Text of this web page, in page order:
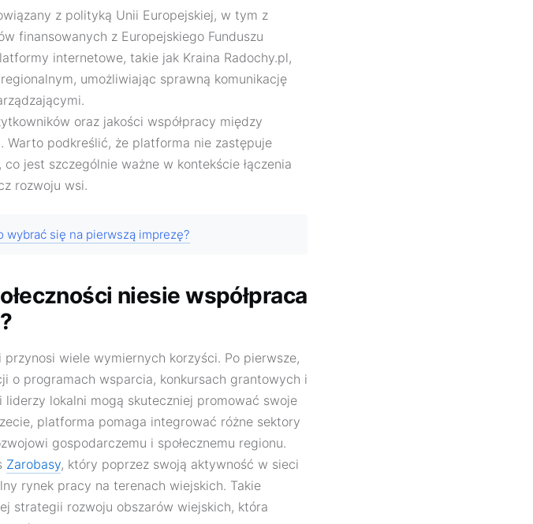
z polityką Unii Europejskiej, w tym z
finansowanych z Europejskiego Funduszu
internetowe, takie jak Kraina Radochy.pl,
umożliwiając sprawną komunikację
oraz jakości współpracy między
Warto podkreślić, że platforma nie zastępuje
jest szczególnie ważne w kontekście łączenia
rozwoju wsi.
wybrać się na pierwszą imprezę?
niesie współpraca
wiele wymiernych korzyści. Po pierwsze,
o programach wsparcia, konkursach grantowych i
lokalni mogą skuteczniej promować swoje
platforma pomaga integrować różne sektory
gospodarczemu i społecznemu regionu.
Zarobasy, który poprzez swoją aktywność w sieci
rynek pracy na terenach wiejskich. Takie
strategii rozwoju obszarów wiejskich, która